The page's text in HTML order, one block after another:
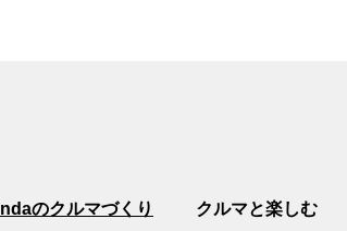
のクルマづくり クルマと楽しむ